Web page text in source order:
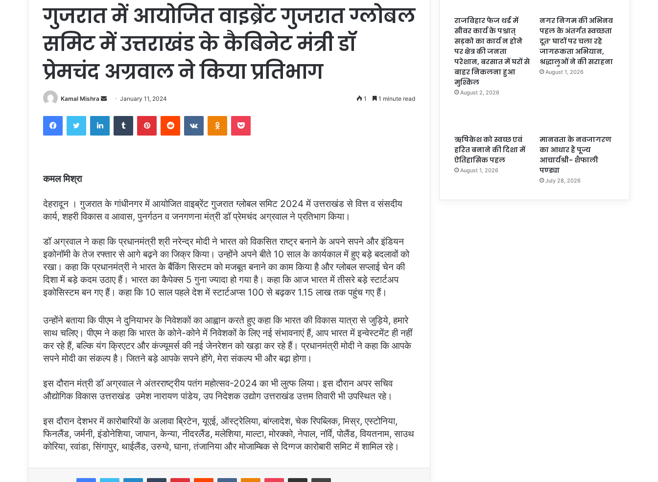
गुजरात में आयोजित वाइब्रेंट गुजरात ग्लोबल
समिट में उत्तराखंड के कैबिनेट मंत्री डॉ
प्रेमचंद अग्रवाल ने किया प्रतिभाग
Kamal Mishra
Send January 11, 2024 1 1 minute read
FacebookTwitter LinkedInTumblr PinterestReddit VKontakteOdnoklassniki
Pocket
कमल मिश्रा
देहरादून । गुजरात के गांधीनगर में आयोजित वाइब्रेंट गुजरात ग्लोबल समिट 2024 में उत्तराखंड से वित्त व संसदीय
कार्य, शहरी विकास व आवास, पुनर्गठन व जनगणना मंत्री डॉ प्रेमचंद अग्रवाल ने प्रतिभाग किया।
डॉ अग्रवाल ने कहा कि प्रधानमंत्री श्री नरेन्द्र मोदी ने भारत को विकसित राष्ट्र बनाने के अपने सपने और इंडियन
इकोनॉमी के तेज रफ्तार से आगे बढ़ने का जिक्र किया। उन्होंने अपने बीते 10 साल के कार्यकाल में हुए बड़े बदलावों को
रखा। कहा कि प्रधानमंत्री ने भारत के बैंकिंग सिस्टम को मजबूत बनाने का काम किया है और ग्लोबल सप्लाई चेन की
दिशा में बड़े कदम उठाए हैं। भारत का कैपेक्स 5 गुना ज्यादा हो गया है। कहा कि आज भारत में तीसरे बड़े स्टार्टअप
इकोसिस्टम बन गए हैं। कहा कि 10 साल पहले देश में स्टार्टअप्स 100 से बढ़कर 1.15 लाख तक पहुंच गए हैं।
उन्होंने बताया कि पीएम ने दुनियाभर के निवेशकों का आह्वान करते हुए कहा कि भारत की विकास यात्रा से जुड़िये, हमारे
साथ चलिए। पीएम ने कहा कि भारत के कोने-कोने में निवेशकों के लिए नई संभावनाएं हैं, आप भारत में इन्वेस्टमेंट ही नहीं
कर रहे हैं, बल्कि यंग क्रिएटर और कंज्यूमर्स की नई जेनरेशन को खड़ा कर रहे हैं। प्रधानमंत्री मोदी ने कहा कि आपके
सपने मोदी का संकल्प है। जितने बड़े आपके सपने होंगे, मेरा संकल्प भी और बढ़ा होगा।
इस दौरान मंत्री डॉ अग्रवाल ने अंतरराष्ट्रीय पतंग महोत्सव-2024 का भी लुत्फ लिया। इस दौरान अपर सचिव
औद्योगिक विकास उत्तराखंड उमेश नारायण पांडेय, उप निदेशक उद्योग उत्तराखंड उत्तम तिवारी भी उपस्थित रहे।
इस दौरान देशभर में कारोबारियों के अलावा ब्रिटेन, यूएई, ऑस्ट्रेलिया, बांग्लादेश, चेक रिपब्लिक, मिस्र, एस्टोनिया,
फिनलैंड, जर्मनी, इंडोनेशिया, जापान, केन्या, नीदरलैंड, मलेशिया, माल्टा, मोरक्को, नेपाल, नॉर्वे, पोलैंड, वियतनाम, साउथ
कोरिया, रवांडा, सिंगापुर, थाईलैंड, उरुग्वे, घाना, तंजानिया और मोजाम्बिक से दिग्गज कारोबारी समिट में शामिल रहे।
FacebookTwitter LinkedInTumblr PinterestReddit VKontakteOdnoklassniki
Pocket Share via Email Print
राजविहार फेज थर्ड में
सीवर कार्य के पश्चात्
सड़को का कार्य न होने
पर क्षेत्र की जनता
परेशान, बरसात में घरों से
बाहर निकलना हुआ
मुश्किल
August 2, 2026
नगर निगम की अभिनव
पहल के अंतर्गत स्वच्छता
दूत’ घाटों पर चला रहे
जागरूकता अभियान,
श्रद्धालुओं ने की सराहना
August 1, 2026
ऋषिकेश को स्वच्छ एवं
हरित बनाने की दिशा में
ऐतिहासिक पहल
August 1, 2026
मानवता के नवजागरण
का आधार हैं पूज्य
आचार्यश्री- शैफाली
पण्ड्या
July 28, 2026